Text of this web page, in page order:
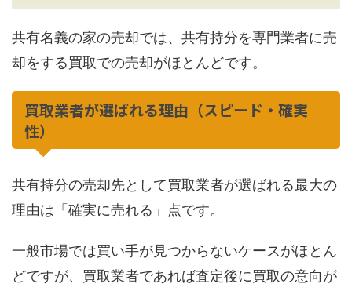
共有名義の家の売却では、共有持分を専門業者に売
却をする買取での売却がほとんどです。
買取業者が選ばれる理由（スピード・確実
性）
共有持分の売却先として買取業者が選ばれる最大の
理由は「確実に売れる」点です。
一般市場では買い手が見つからないケースがほとん
どですが、買取業者であれば査定後に買取の意向が